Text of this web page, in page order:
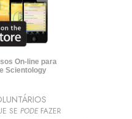
On-line para
Scientology
SE PODEFAZER